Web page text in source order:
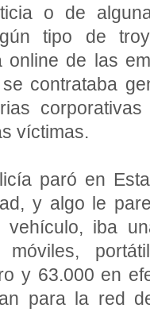
o de
tipo de
online de las
contrataba
víctimas.
paró en
y algo le
vehículo, iba
móviles,
y 63.000 en
para la red